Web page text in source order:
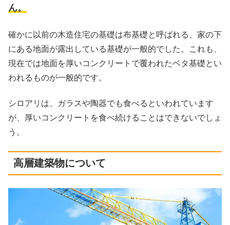
ん。
確かに以前の木造住宅の基礎は布基礎と呼ばれる、家の下
にある地面が露出している基礎が一般的でした。これも、
現在では地面を厚いコンクリートで覆われたベタ基礎とい
われるものが一般的です。
シロアリは、ガラスや陶器でも食べるといわれています
が、厚いコンクリートを食べ続けることはできないでしょ
う。
高層建築物について